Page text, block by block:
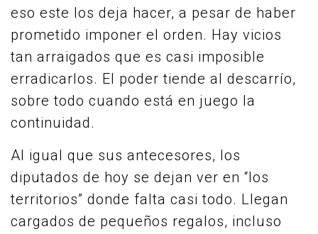
eso este los deja hacer, a pesar de haber
prometido imponer el orden. Hay vicios
tan arraigados que es casi imposible
erradicarlos. El poder tiende al descarrío,
sobre todo cuando está en juego la
continuidad.
Al igual que sus antecesores, los
diputados de hoy se dejan ver en “los
territorios” donde falta casi todo. Llegan
cargados de pequeños regalos, incluso